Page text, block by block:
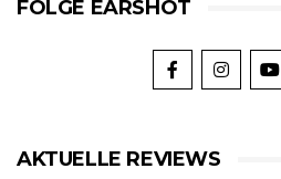
FOLGE EARSHOT
AKTUELLE REVIEWS